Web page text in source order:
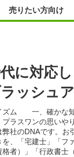
売りたい方向け
に対応
ッシュ
ズム 一、確かな
ラスワンの思いや
弊社のDNAです。お
を、「宅建士」「フ
格者）」「行政書士